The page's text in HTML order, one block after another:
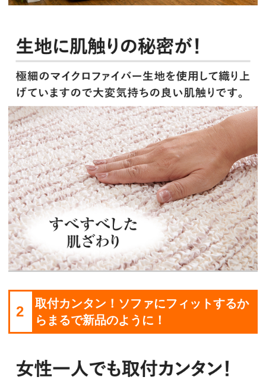
2
取付カンタン！ソファにフィットするか
らまるで新品のように！